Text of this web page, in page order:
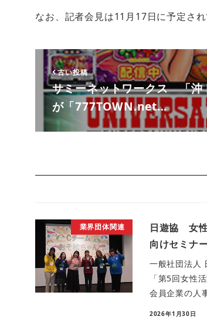
なお、記者会見は11月17日に予定さ
古い投稿
サミーネットワークス 「沖
が「777TOWN.net…
業界団体関連
日遊協 女性
向けセミナー
一般社団法人
「第5回女性
会員企業の人
2026年1月30日